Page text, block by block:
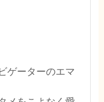
ゲーターのエマ